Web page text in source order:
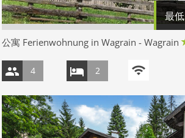
最低
公寓 Ferienwohnung in Wagrain - Wagrain
4 2